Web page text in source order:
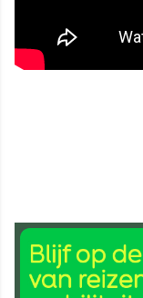
25 jun 2026,